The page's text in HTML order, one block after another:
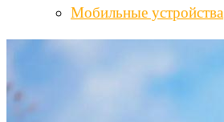
Мобильные устройства